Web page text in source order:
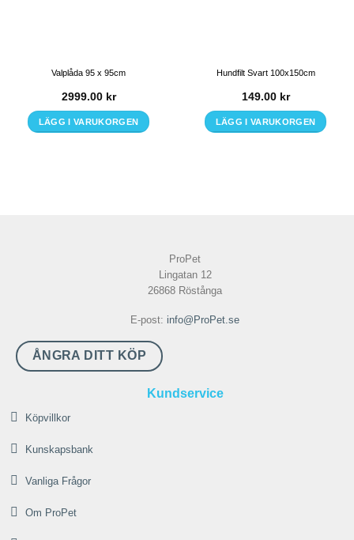
Valplåda 95 x 95cm
2999.00 kr
LÄGG I VARUKORGEN
Hundfilt Svart 100x150cm
149.00 kr
LÄGG I VARUKORGEN
ProPet
Lingatan 12
26868 Röstånga
E-post: info@ProPet.se
ÅNGRA DITT KÖP
Kundservice
Köpvillkor
Kunskapsbank
Vanliga Frågor
Om ProPet